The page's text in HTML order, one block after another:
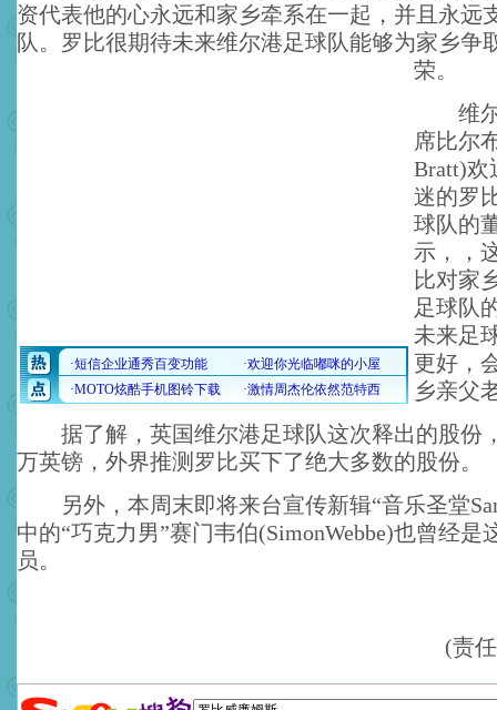
资代表他的心永远和家乡牵系在一起，并且永远
队。罗比很期待未来维尔港足球队能够为家乡争
荣。
维尔
席比尔
Bratt)欢
迷的罗
球队的
示，，
比对家
足球队
未来足
更好，
乡亲父
据了解，英国维尔港足球队这次释出的股份
万英镑，外界推测罗比买下了绝大多数的股份。
另外，本周末即将来台宣传新辑“音乐圣堂
中的“巧克力男”赛门韦伯(SimonWebbe)也曾经是
员。
(责